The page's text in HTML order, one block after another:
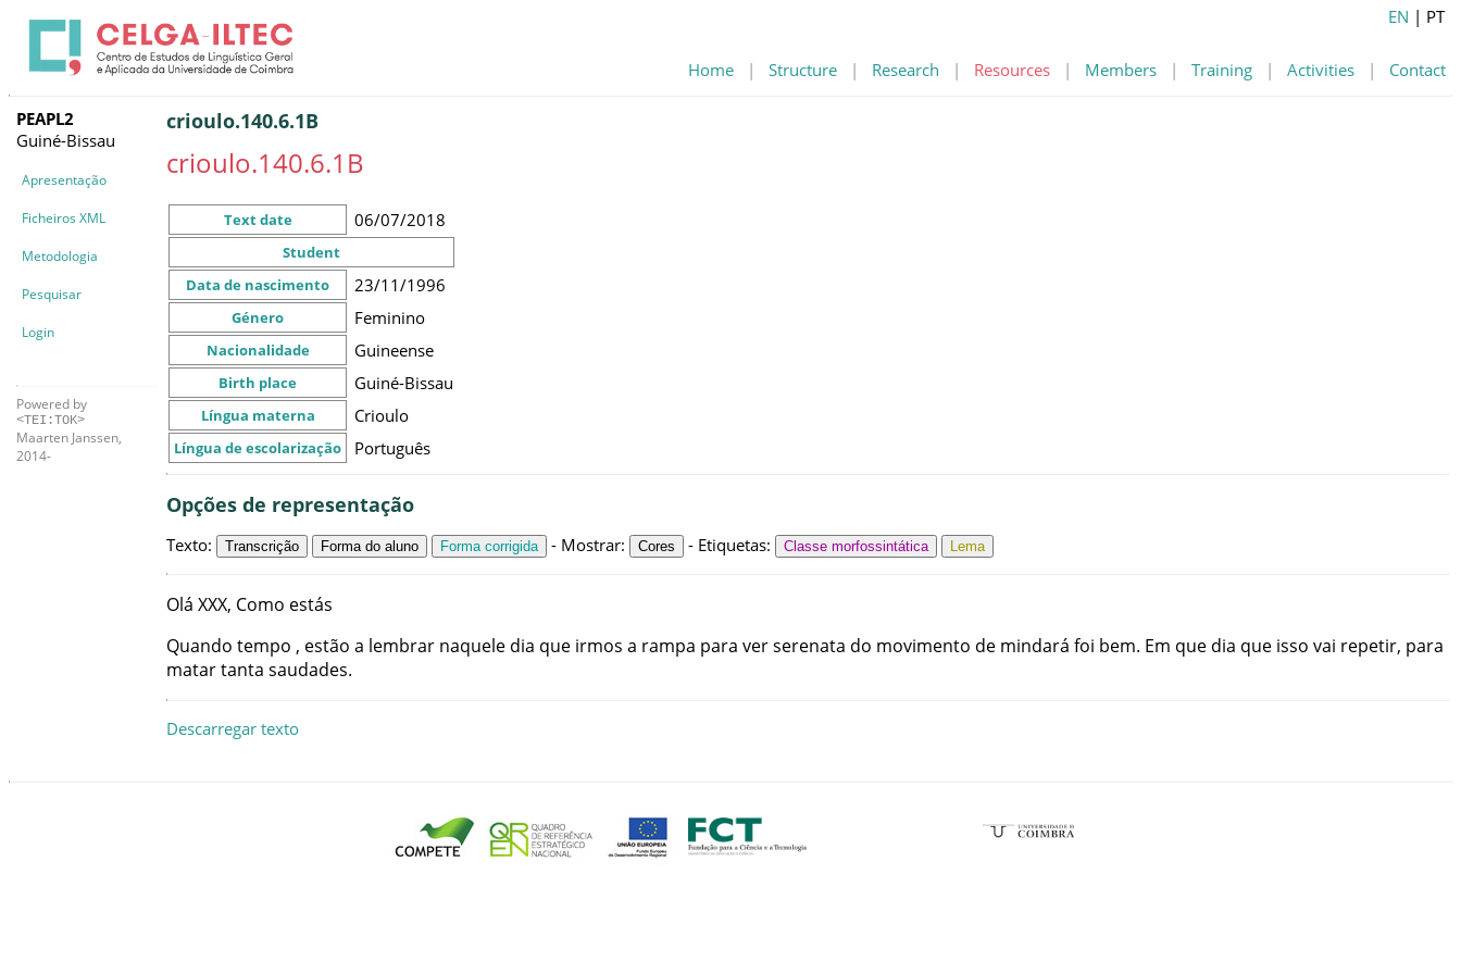
Home | Structure | Research | Resources | Members | Training | Activities | Contact
EN | PT
PEAPL2
Guiné-Bissau
Apresentação
Ficheiros XML
Metodologia
Pesquisar
Login
Powered by
<TEI:TOK>
Maarten Janssen,
2014-
crioulo.140.6.1B
crioulo.140.6.1B
Text date 06/07/2018
Student
Data de nascimento
23/11/1996
Género Feminino
Nacionalidade Guineense
Birth place Guiné-Bissau
Língua materna Crioulo
Língua de escolarização Português
Opções de representação
Texto: Transcrição Forma do aluno Forma corrigida - Mostrar: Cores - Etiquetas: Classe morfossintática Lema
Olá XXX, Como estás
Quando tempo , estão a lembrar naquele dia que irmos a rampa para verserenata do movimento de mindará foi bem. Em que dia que isso vai repetir, para
matartanta saudades.
Descarregar texto